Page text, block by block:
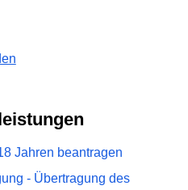
Jahren beantragen
- Übertragung des